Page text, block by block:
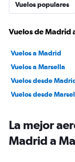
Vuelos populares
Vuelos de Madrid
Vuelos a Madrid
Vuelos a Marsella
Vuelos desde
Vuelos desde
La mejor
Madrid a